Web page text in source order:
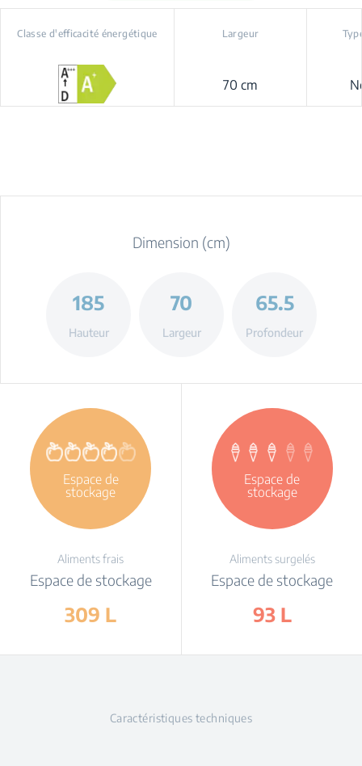
Classe d'efficacité énergétique Largeur
70 cm
Dimension (cm)
185
Hauteur
70
Largeur
65.5
Profondeur
Espace de
stockage
Aliments frais
Espace de stockage
309 L
Espace de
stockage
Aliments surgelés
Espace de stockage
93 L
Caractéristiques techniques